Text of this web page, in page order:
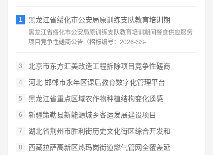
1 黑龙江省绥化市公安局原训练支队教育培训期
黑龙江省绥化市公安局原训练支队教育培训期间餐食供应服务
项目竞争性磋商公告（招标编号：2026‑SS‑...
3 北京市东方汇美改造工程拆除项目竞争性磋商
4 河北 邯郸市永年区课后教育数字化管理平台
5 黑龙江省重点区域农作物种植结构变化遥感
6 新疆策勒县新能源城乡客运发展建设项目
7 湖北省荆州市胜利街历史文化街区综合开发和
8 西藏拉萨高新区热玛岗街道燃气管网全覆盖延